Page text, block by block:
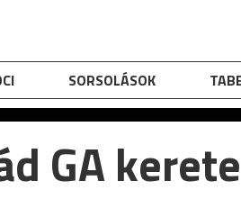
SORSOLÁSOK
GA kerete